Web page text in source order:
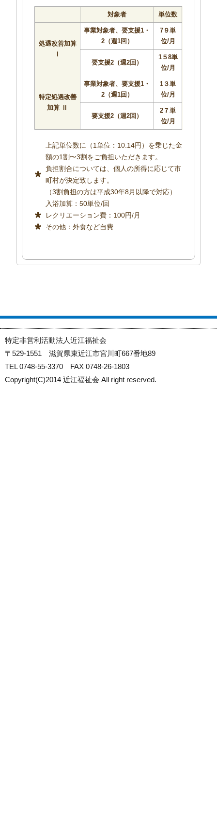
対象者 単位数
処遇改善加算
Ⅰ
事業対象者、要支援1・
2（週1回）
7９単
位/月
要支援2（週2回）
1５8単
位/月
特定処遇改善
加算 Ⅱ
事業対象者、要支援1・
2（週1回）
1３単
位/月
要支援2（週2回）
2７単
位/月
上記単位数に（1単位：10.14円）を乗じた金
額の1割〜3割をご負担いただきます。
負担割合については、個人の所得に応じて市
町村が決定致します。
（3割負担の方は平成30年8月以降で対応）
入浴加算：50単位/回
レクリエーション費：100円/月
その他：外食など自費
特定非営利活動法人近江福祉会
〒529-1551 滋賀県東近江市宮川町667番地89
TEL 0748-55-3370 FAX 0748-26-1803
Copyright(C)2014 近江福祉会 All right reserved.